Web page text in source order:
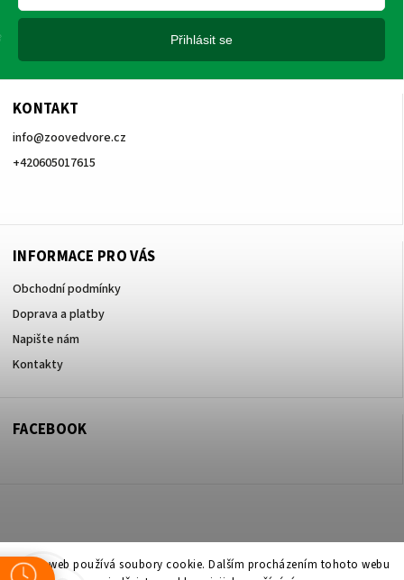
Tento web používá soubory cookie. Dalším procházením tohoto webu
KONTAKT
info@zoovedvore.cz
+420605017615
INFORMACE PRO VÁS
Obchodní podmínky
Doprava a platby
Napište nám
Kontakty
Přihlásit se
FACEBOOK
Copyright 2026 ZOO ve dvoře Praha 5. Všechna práva vyhrazena.